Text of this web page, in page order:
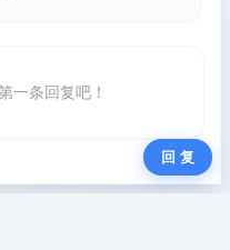
一条回复吧！
回 复